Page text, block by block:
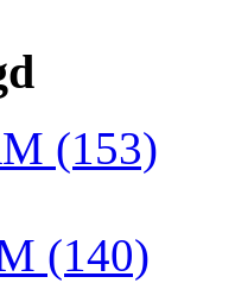
(153)
(140)